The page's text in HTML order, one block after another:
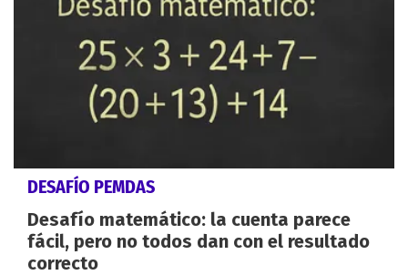
DESAFÍO PEMDAS
Desafío matemático: la cuenta parece
fácil, pero no todos dan con el resultado
correcto